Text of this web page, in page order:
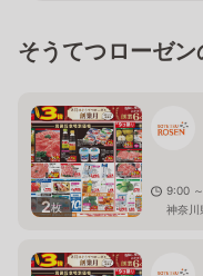
そうてつローゼ
2枚
9:00
神奈川